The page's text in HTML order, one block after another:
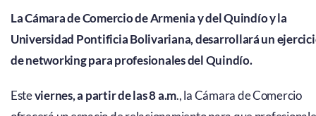
La Cámara de Comercio de Armenia y del Quindío y la
Universidad Pontificia Bolivariana, desarrollará un
de networking para profesionales del Quindío.
Esteviernes, a partir de las 8 a.m., la Cámara de Comercio